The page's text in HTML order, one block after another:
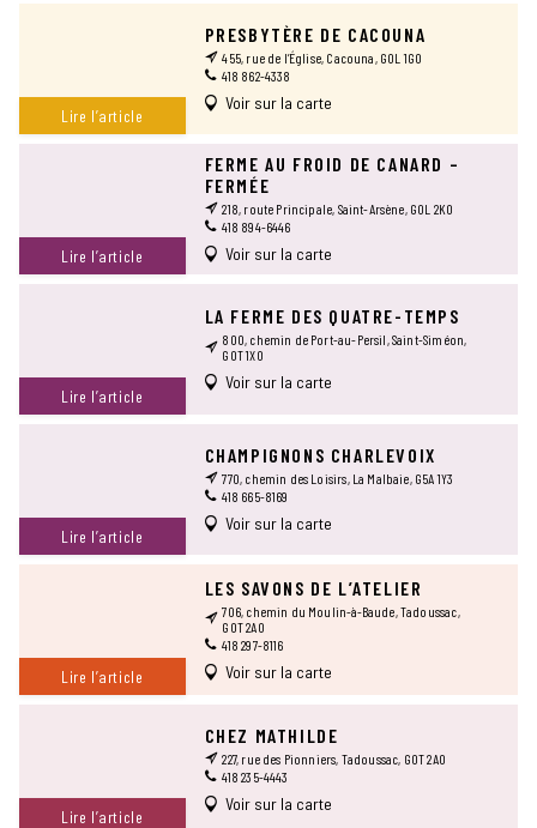
Lire l’article
PRESBYTÈRE DE CACOUNA
455, rue de l’Église, Cacouna, G0L 1G0
418 862-4338
Voir sur la carte
Lire l’article
FERME AU FROID DE CANARD –
FERMÉE
218, route Principale, Saint-Arsène, G0L 2K0
418 894-6446
Voir sur la carte
Lire l’article
LA FERME DES QUATRE-TEMPS
800, chemin de Port-au-Persil, Saint-Siméon,
G0T 1X0
Voir sur la carte
Lire l’article
CHAMPIGNONS CHARLEVOIX
770, chemin des Loisirs, La Malbaie, G5A 1Y3
418 665-8169
Voir sur la carte
Lire l’article
LES SAVONS DE L’ATELIER
706, chemin du Moulin-à-Baude, Tadoussac,
G0T 2A0
418 297-8116
Voir sur la carte
Lire l’article
CHEZ MATHILDE
227, rue des Pionniers, Tadoussac, G0T 2A0
418 235-4443
Voir sur la carte